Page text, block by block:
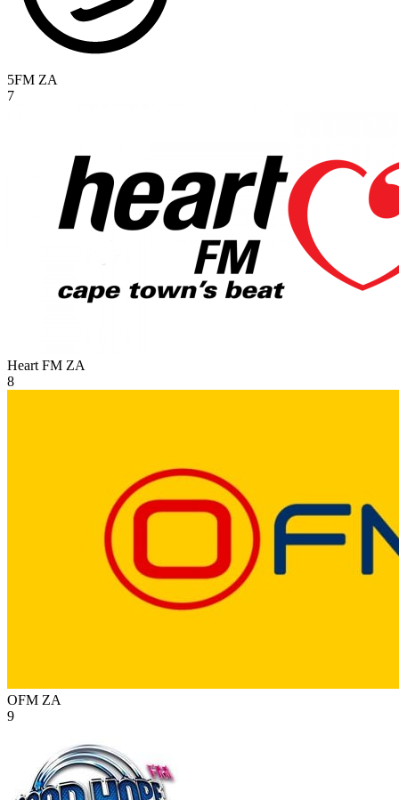
5FM ZA
7
Heart FM ZA
8
OFM ZA
9